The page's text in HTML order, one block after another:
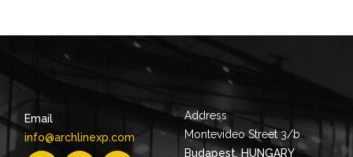
Email
info@archlinexp.com
Address
Montevideo Street 3/b
Budapest, HUNGARY